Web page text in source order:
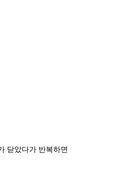
닫았다가 반복하면